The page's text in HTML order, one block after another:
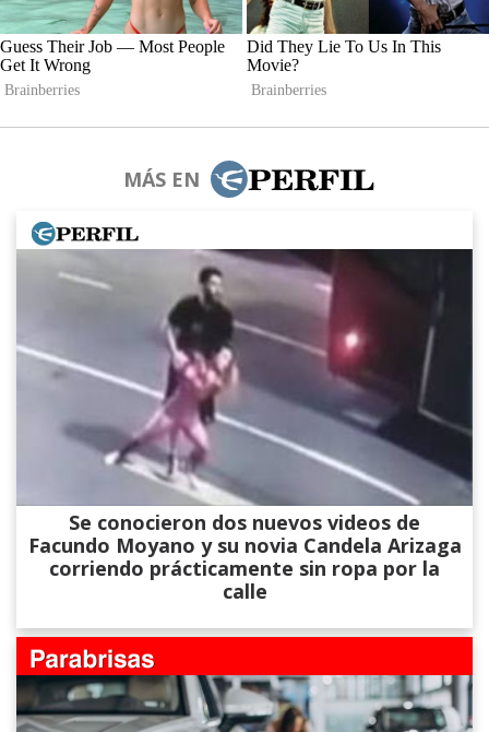
MÁS EN
Se conocieron dos nuevos videos de
Facundo Moyano y su novia Candela Arizaga
corriendo prácticamente sin ropa por la
calle